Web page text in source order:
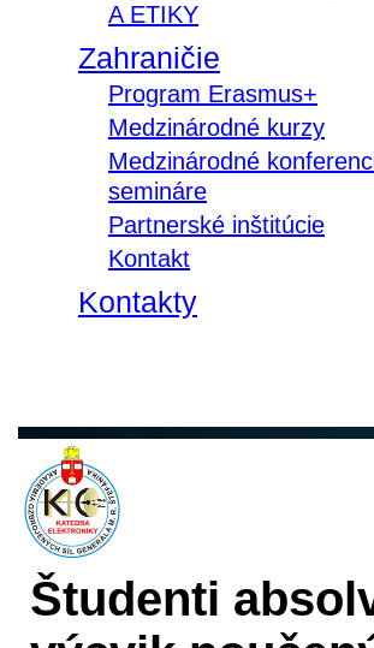
A ETIKY
Zahraničie
Program Erasmus+
Medzinárodné kurzy
Medzinárodné
semináre
Partnerské inštitúcie
Kontakt
Kontakty
Študenti